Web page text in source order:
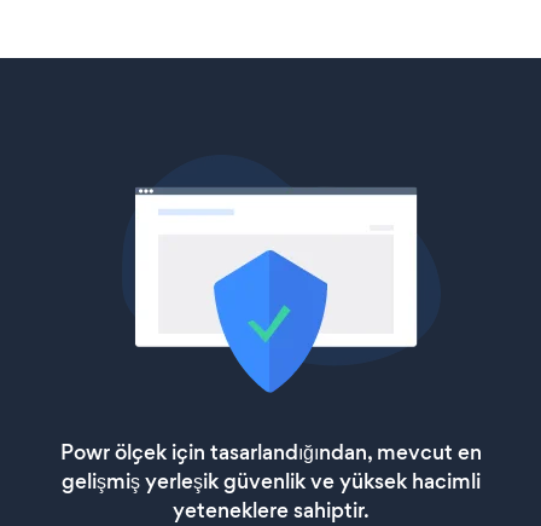
Powr ölçek için tasarlandığından, mevcut en
gelişmiş yerleşik güvenlik ve yüksek hacimli
yeteneklere sahiptir.